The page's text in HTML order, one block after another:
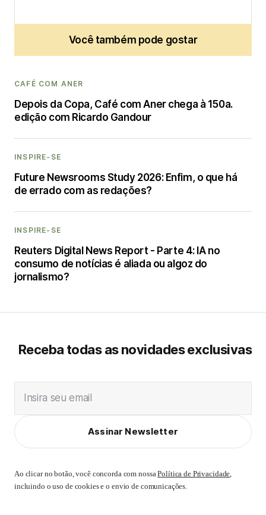
Você também pode gostar
CAFÉ COM ANER
Depois da Copa, Café com Aner chega à 150a.
edição com Ricardo Gandour
INSPIRE-SE
Future Newsrooms Study 2026: Enfim, o que há
de errado com as redações?
INSPIRE-SE
Reuters Digital News Report - Parte 4: IA no
consumo de notícias é aliada ou algoz do
jornalismo?
Receba todas as novidades exclusivas
Insira seu email
Assinar Newsletter
Ao clicar no botão, você concorda com nossaPolítica de Privacidade,
incluindo o uso de cookies e o envio de comunicações.